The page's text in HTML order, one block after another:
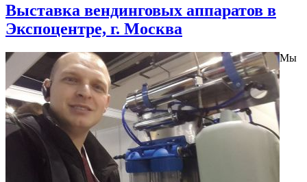
Выставка вендинговых аппаратов в
Экспоцентре, г. Москва
Мы